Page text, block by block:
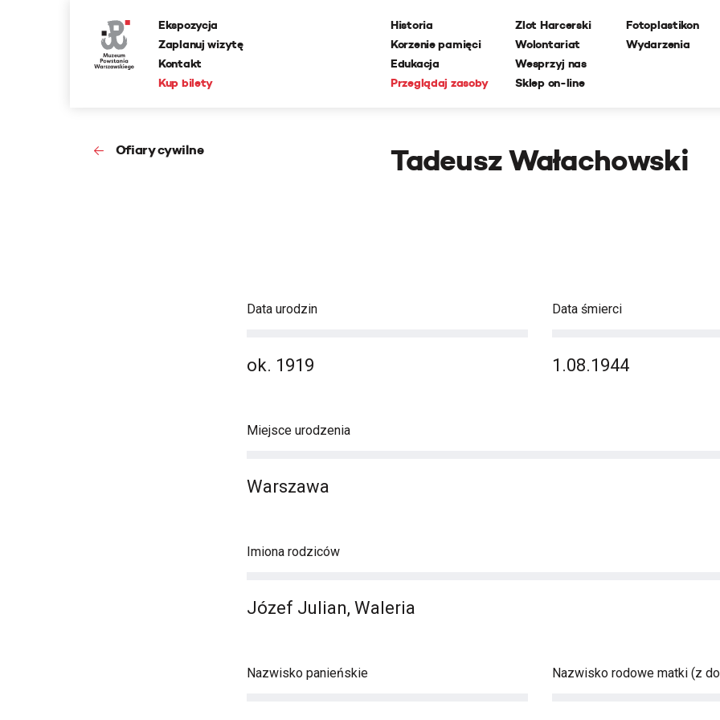
Ekspozycja
Zaplanuj wizytę
Kontakt
Kup bilety
Historia
Korzenie pamięci
Edukacja
Przeglądaj zasoby
Zlot Harcerski
Wolontariat
Wesprzyj nas
Sklep on-line
Fotoplastikon
Wydarzenia
Ofiary cywilne Tadeusz Wałachowski
Data urodzin
ok. 1919
Data śmierci
1.08.1944
Miejsce urodzenia
Warszawa
Imiona rodziców
Józef Julian, Waleria
Nazwisko panieńskie Nazwisko rodowe matki (z